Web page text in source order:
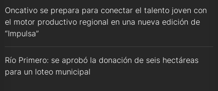
Oncativo se prepara para conectar el talento joven con
el motor productivo regional en una nueva edición de
“Impulsa”
Río Primero: se aprobó la donación de seis hectáreas
para un loteo municipal